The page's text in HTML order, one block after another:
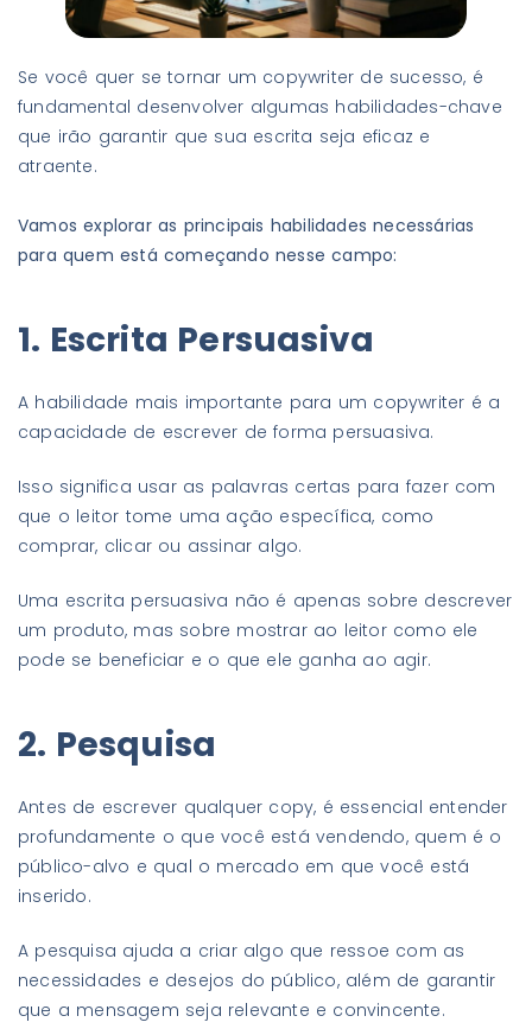
Se você quer se tornar um copywriter de sucesso, é
fundamental desenvolver algumas habilidades-chave
que irão garantir que sua escrita seja eficaz e
atraente.
Vamos explorar as principais habilidades necessárias
para quem está começando nesse campo:
1. Escrita Persuasiva
A habilidade mais importante para um copywriter é a
capacidade de escrever de forma persuasiva.
Isso significa usar as palavras certas para fazer com
que o leitor tome uma ação específica, como
comprar, clicar ou assinar algo.
Uma escrita persuasiva não é apenas sobre descrever
um produto, mas sobre mostrar ao leitor como ele
pode se beneficiar e o que ele ganha ao agir.
2. Pesquisa
Antes de escrever qualquer copy, é essencial entender
profundamente o que você está vendendo, quem é o
público-alvo e qual o mercado em que você está
inserido.
A pesquisa ajuda a criar algo que ressoe com as
necessidades e desejos do público, além de garantir
que a mensagem seja relevante e convincente.